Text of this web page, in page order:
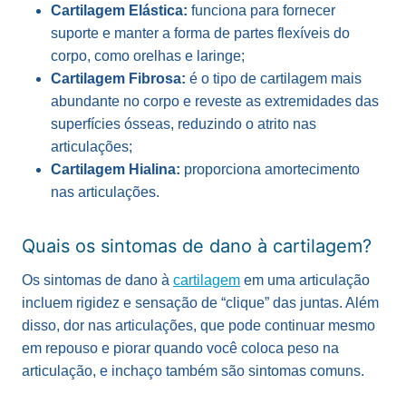
Cartilagem Elástica: funciona para fornecer
suporte e manter a forma de partes flexíveis do
corpo, como orelhas e laringe;
Cartilagem Fibrosa: é o tipo de cartilagem mais
abundante no corpo e reveste as extremidades das
superfícies ósseas, reduzindo o atrito nas
articulações;
Cartilagem Hialina: proporciona amortecimento
nas articulações.
Quais os sintomas de dano à cartilagem?
Os sintomas de dano à cartilagem em uma articulação
incluem rigidez e sensação de “clique” das juntas. Além
disso, dor nas articulações, que pode continuar mesmo
em repouso e piorar quando você coloca peso na
articulação, e inchaço também são sintomas comuns.